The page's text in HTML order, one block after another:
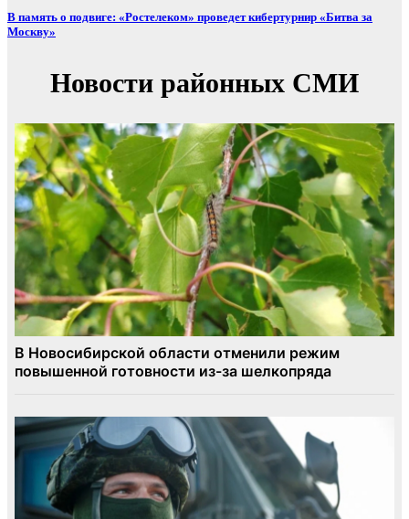
В память о подвиге: «Ростелеком» проведет кибертурнир «Битва за
Москву»